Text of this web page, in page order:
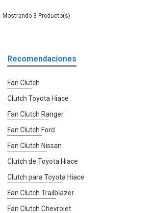
3
Recomendaciones
Fan Clutch
Clutch Toyota Hiace
Fan Clutch Ranger
Fan Clutch Ford
Fan Clutch Nissan
Clutch de Toyota Hiace
Clutch para Toyota Hiace
Fan Clutch Trailblazer
Fan Clutch Chevrolet